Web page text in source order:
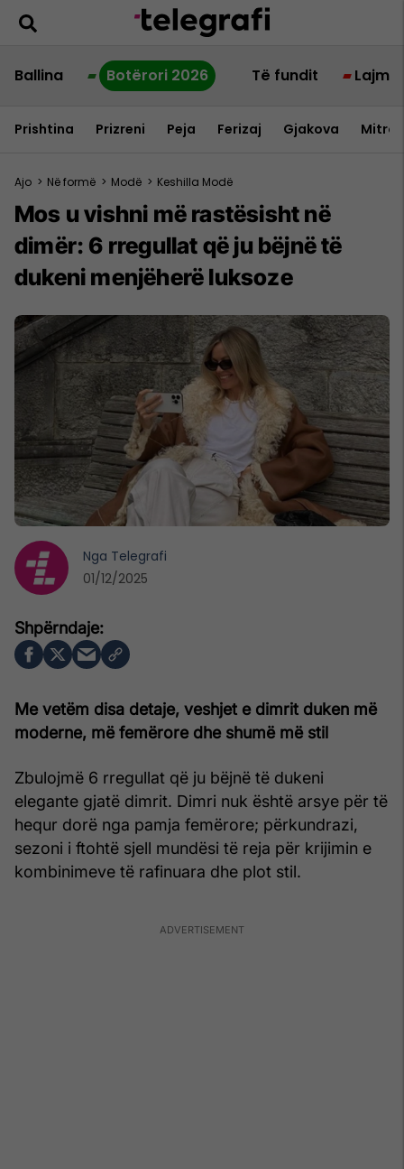
Ballina Botërori 2026 Të fundit Lajme
Prishtina Prizreni Peja Ferizaj Gjakova
Ajo > Në formë > Modë > Keshilla Modë
Mos u vishni më rastësisht në
dimër: 6 rregullat që ju bëjnë të
dukeni menjëherë luksoze
Me vetëm disa detaje, veshjet e dimrit duken më
moderne, më femërore dhe shumë më stil
Zbulojmë 6 rregullat që ju bëjnë të dukeni
elegante gjatë dimrit. Dimri nuk është arsye për të
hequr dorë nga pamja femërore; përkundrazi,
sezoni i ftohtë sjell mundësi të reja për krijimin e
kombinimeve të rafinuara dhe plot stil.
Nga Telegrafi
01/12/2025